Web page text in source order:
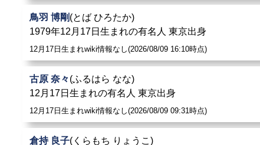
鳥羽 博剛(とば ひろたか)
1979年12月17日生まれの有名人 東京出身
12月17日生まれwiki情報なし(2026/08/09 16:10時点)
古原 奈々(ふるはら なな)
12月17日生まれの有名人 東京出身
12月17日生まれwiki情報なし(2026/08/09 09:31時点)
倉持 良子(くらもち りょうこ)